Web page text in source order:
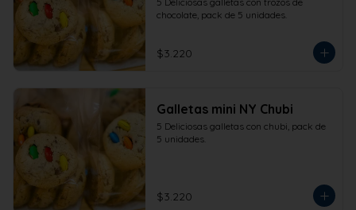
chocolate, pack de 5 unidades.
$3.220
Galletas mini NY Chubi
5 Deliciosas galletas con chubi, pack de
5 unidades.
$3.220